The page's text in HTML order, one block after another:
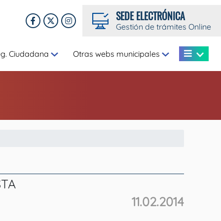
SEDE ELECTRÓNICA
Gestión de trámites Online
Ciudadana Otras webs municipales
11.02.2014